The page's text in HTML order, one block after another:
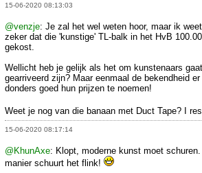
15-06-2020 08:13:03
@venzje: Je zal het wel weten hoor, maar ik
zeker dat die 'kunstige' TL-balk in het HvB
gekost.
Wellicht heb je gelijk als het om kunstenaars
gearriveerd zijn? Maar eenmaal de bekendheid
donders goed hun prijzen te noemen!
Weet je nog van die banaan met Duct Tape? I
15-06-2020 08:17:14
@KhunAxe: Klopt, moderne kunst moet
manier schuurt het flink!